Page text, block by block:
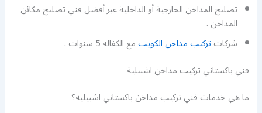
تصليح المداخن الخارجية أو الداخلية عبر أفضل فني تصليح مكائن
المداخن .
شركاتتركيب مداخن الكويتمع الكفالة 5 سنوات .
فني باكستاني تركيب مداخن اشبيلية
ما هي خدمات فني تركيب مداخن باكستاني اشبيلية؟